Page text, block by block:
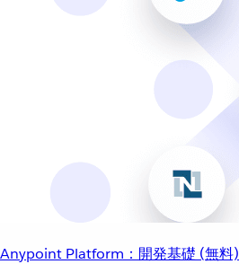
Anypoint Platform：開発基礎 (無料)